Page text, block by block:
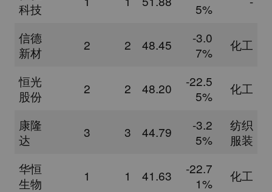
科技
5%
信德
新材
2 2 48.45
-3.0
7%
化工
恒光
股份
2 2 48.20
-22.5
5%
化工
康隆
达
3 3 44.79
-3.2
5%
纺织
服装
华恒
生物
1 1 41.63
-22.7
1%
化工